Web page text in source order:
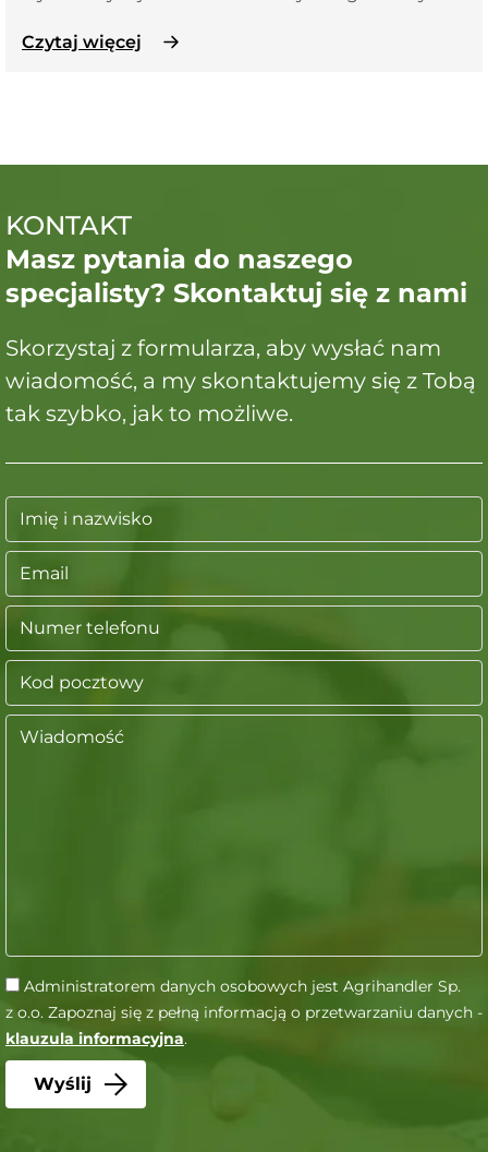
Czytaj więcej
KONTAKT
Masz pytania do naszego
specjalisty? Skontaktuj się z nami
Skorzystaj z formularza, aby wysłać nam
wiadomość, a my skontaktujemy się z Tobą
tak szybko, jak to możliwe.
Administratorem danych osobowych jest Agrihandler Sp.
z o.o. Zapoznaj się z pełną informacją o przetwarzaniu danych -
klauzula informacyjna.